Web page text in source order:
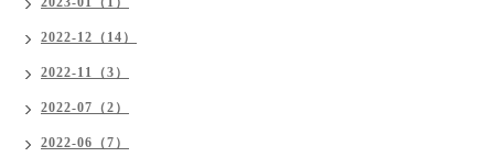
2022-12（14）
2022-11（3）
2022-07（2）
2022-06（7）